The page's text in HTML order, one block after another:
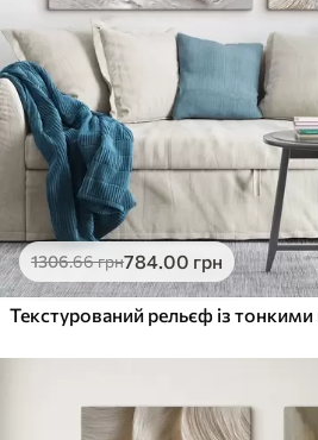
1306.66грн784 .00 грн